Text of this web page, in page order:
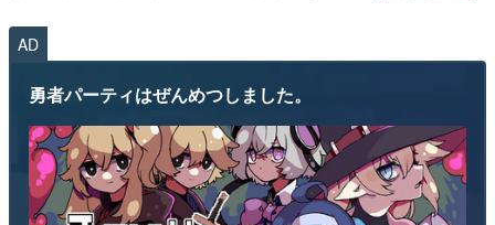
AD
勇者パーティはぜんめつしました。